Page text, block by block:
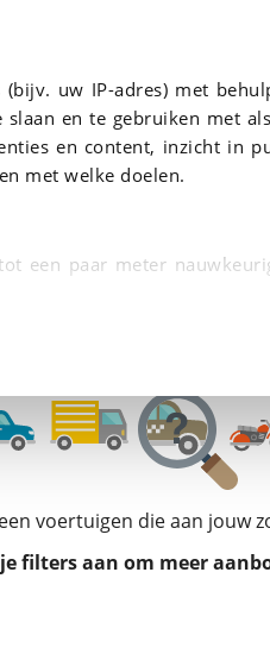
uw IP-adres) met
en te gebruiken met
en content, inzicht in
met welke doelen.
een paar meter
wijzigen of intrekken
en meer persoonlijke
gebruiken we analytische
en gebruiken
op anonieme basis.
altijd aanpassen
voertuigen die aan jouw
je filters aan om meer